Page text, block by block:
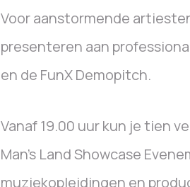
Voor aanstormende
presenteren aan
en de FunX Demopitch.
Vanaf 19.00 uur kun je tien
Man’s Land Showcase
muziekopleidingen en